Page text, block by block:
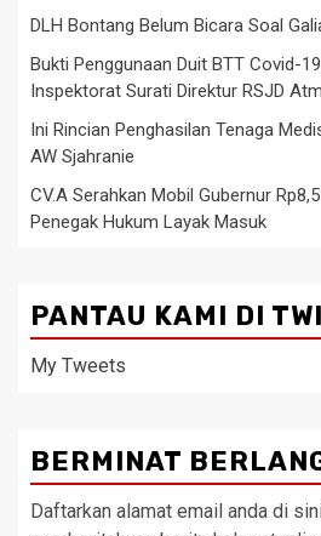
DLH Bontang Belum Bicara Soal
Bukti Penggunaan Duit BTT Covid-
Inspektorat Surati Direktur RSJD
Ini Rincian Penghasilan Tenaga
AW Sjahranie
CV.A Serahkan Mobil Gubernur
Penegak Hukum Layak Masuk
PANTAU KAMI DI
My Tweets
BERMINAT
Daftarkan alamat email anda di